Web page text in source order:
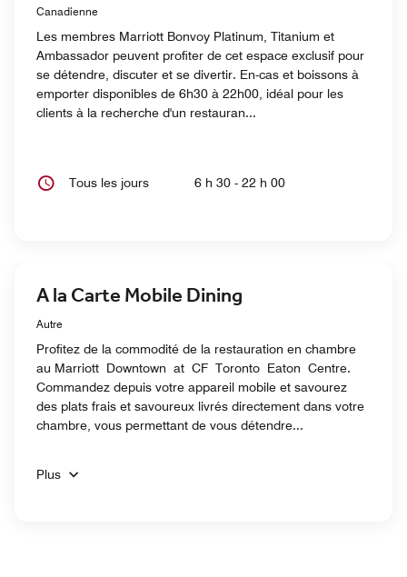
Canadienne
Les membres Marriott Bonvoy Platinum, Titanium et
Ambassador peuvent profiter de cet espace exclusif pour
se détendre, discuter et se divertir. En-cas et boissons à
emporter disponibles de 6h30 à 22h00, idéal pour les
clients à la recherche d'un restauran...
Tous les jours 6 h 30 - 22 h 00
A la Carte Mobile Dining
Autre
Profitez de la commodité de la restauration en chambre
au Marriott Downtown at CF Toronto Eaton Centre.
Commandez depuis votre appareil mobile et savourez
des plats frais et savoureux livrés directement dans votre
chambre, vous permettant de vous détendre...
Plus